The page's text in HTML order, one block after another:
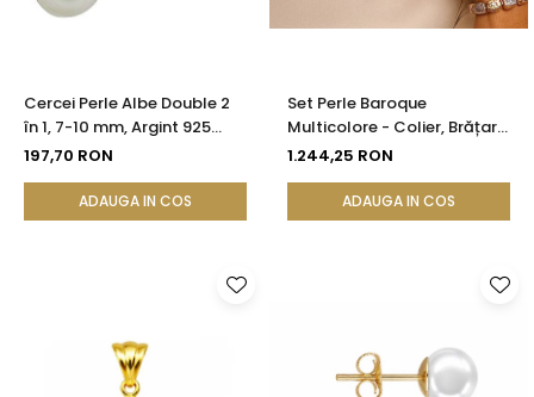
Cercei Perle Albe Double 2
în 1, 7-10 mm, Argint 925
Placat cu Platină |
197,70 RON
ADAUGA IN COS
Set Perle Baroque
Multicolore - Colier, Brățară
și Cercei, Argint 925 |
1.244,25 RON
ADAUGA IN COS